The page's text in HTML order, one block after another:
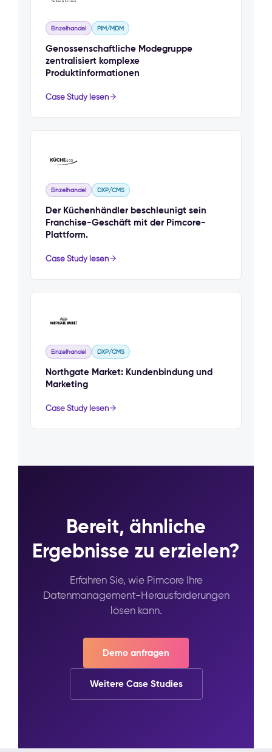
Einzelhandel PIM/MDM
Genossenschaftliche Modegruppe
zentralisiert komplexe
Produktinformationen
Case Study lesen
Einzelhandel DXP/CMS
Der Küchenhändler beschleunigt sein
Franchise-Geschäft mit der Pimcore-
Plattform.
Case Study lesen
Einzelhandel DXP/CMS
Northgate Market: Kundenbindung und
Marketing
Case Study lesen
Bereit, ähnliche
Ergebnisse zu erzielen?
Erfahren Sie, wie Pimcore Ihre
Datenmanagement-Herausforderungen
lösen kann.
Demo anfragen
Weitere Case Studies